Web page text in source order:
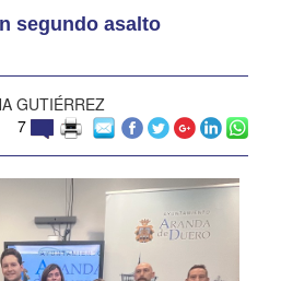
segundo asalto
GUTIÉRREZ
7